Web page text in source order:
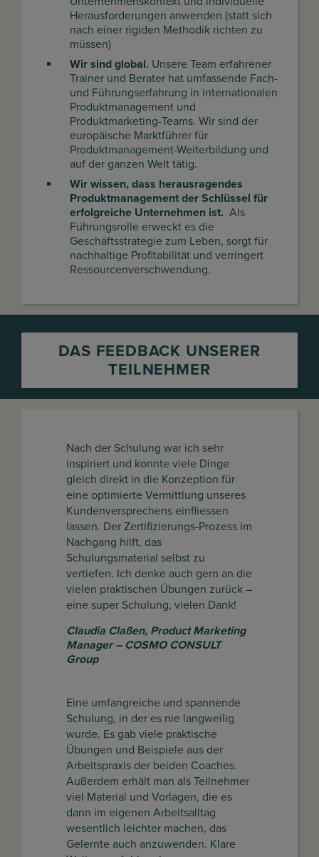
Herausforderungen anwenden (statt sich
nach einer rigiden Methodik richten zu
müssen)
Wir sind global. Unsere Team erfahrener
Trainer und Berater hat umfassende Fach-
und Führungserfahrung in internationalen
Produktmanagement und
Produktmarketing-Teams. Wir sind der
europäische Marktführer für
Produktmanagement-Weiterbildung und
auf der ganzen Welt tätig.
Wir wissen, dass herausragendes
Produktmanagement der Schlüssel für
erfolgreiche Unternehmen ist. Als
Führungsrolle erweckt es die
Geschäftsstrategie zum Leben, sorgt für
nachhaltige Profitabilität und verringert
Ressourcenverschwendung.
DAS FEEDBACK UNSERER
TEILNEHMER
Nach der Schulung war ich sehr
inspiriert und konnte viele Dinge
gleich direkt in die Konzeption für
eine optimierte Vermittlung unseres
Kundenversprechens einfliessen
lassen. Der Zertifizierungs-Prozess im
Nachgang hilft, das
Schulungsmaterial selbst zu
vertiefen. Ich denke auch gern an die
vielen praktischen Übungen zurück –
eine super Schulung, vielen Dank!
Claudia Claßen, Product Marketing
Manager – COSMO CONSULT
Group
Eine umfangreiche und spannende
Schulung, in der es nie langweilig
wurde. Es gab viele praktische
Übungen und Beispiele aus der
Arbeitspraxis der beiden Coaches.
Außerdem erhält man als Teilnehmer
viel Material und Vorlagen, die es
dann im eigenen Arbeitsalltag
wesentlich leichter machen, das
Gelernte auch anzuwenden. Klare